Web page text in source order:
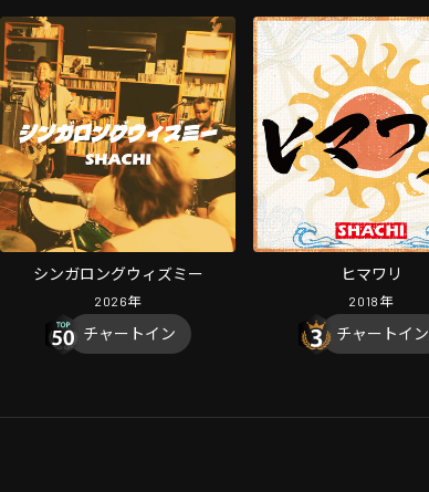
シンガロングウィズミー
2026年
チャートイン
ヒマワリ
2018 年
チャートイン